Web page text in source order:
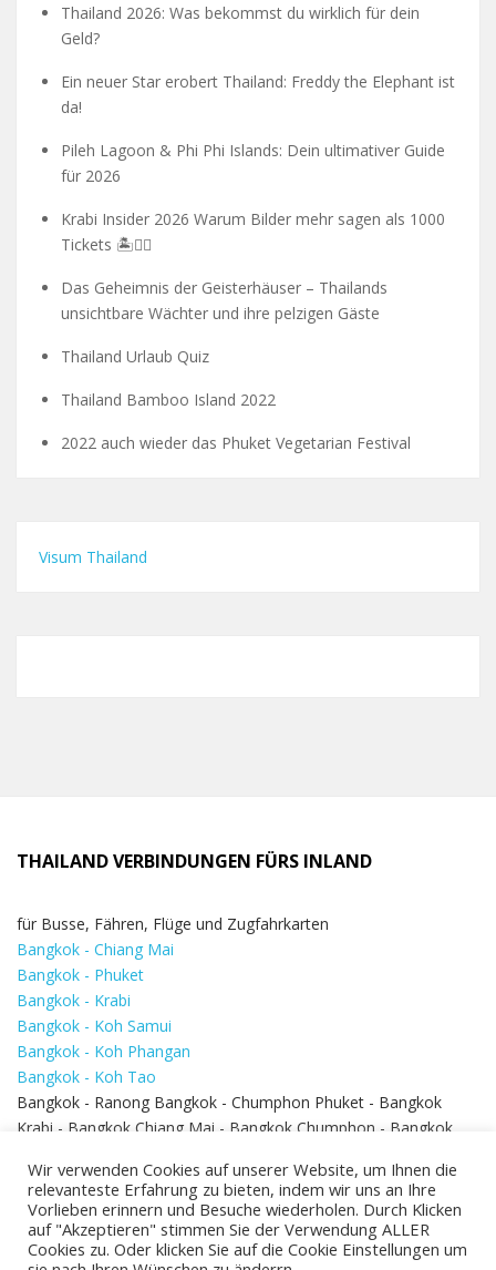
Thailand 2026: Was bekommst du wirklich für dein
Geld?
Ein neuer Star erobert Thailand: Freddy the Elephant ist
da!
Pileh Lagoon & Phi Phi Islands: Dein ultimativer Guide
für 2026
Krabi Insider 2026 Warum Bilder mehr sagen als 1000
Tickets 🏝️🧗‍♂️
Das Geheimnis der Geisterhäuser – Thailands
unsichtbare Wächter und ihre pelzigen Gäste
Thailand Urlaub Quiz
Thailand Bamboo Island 2022
2022 auch wieder das Phuket Vegetarian Festival
Visum Thailand
THAILAND VERBINDUNGEN FÜRS INLAND
für Busse, Fähren, Flüge und Zugfahrkarten
Bangkok - Chiang Mai
Bangkok - Phuket
Bangkok - Krabi
Bangkok - Koh Samui
Bangkok - Koh Phangan
Bangkok - Koh Tao
Bangkok - Ranong Bangkok - Chumphon Phuket - Bangkok
Krabi - Bangkok Chiang Mai - Bangkok Chumphon - Bangkok
Bangkok - Hua Hin
Wir verwenden Cookies auf unserer Website, um Ihnen die
relevanteste Erfahrung zu bieten, indem wir uns an Ihre
Vorlieben erinnern und Besuche wiederholen. Durch Klicken
auf "Akzeptieren" stimmen Sie der Verwendung ALLER
Cookies zu. Oder klicken Sie auf die Cookie Einstellungen um